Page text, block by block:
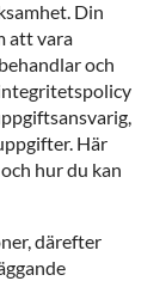
Din
att vara
och
Här
hur du kan
därefter